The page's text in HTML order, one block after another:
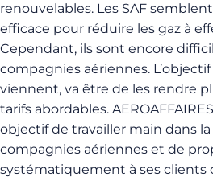
renouvelables. Les SAF
efficace pour réduire les gaz à
Cependant, ils sont encore
compagnies aériennes.
viennent, va être de les rendre
tarifs abordables.
objectif de travailler main dans
compagnies aériennes et de
systématiquement à ses clients